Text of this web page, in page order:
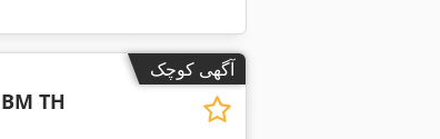
آگهی کوچک
BM TH